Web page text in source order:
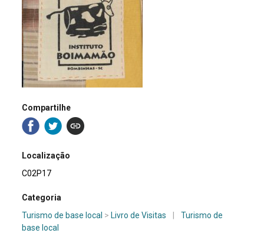
Compartilhe
Localização
C02P17
Categoria
Turismo de base local > Livro de Visitas
Turismo de
base local